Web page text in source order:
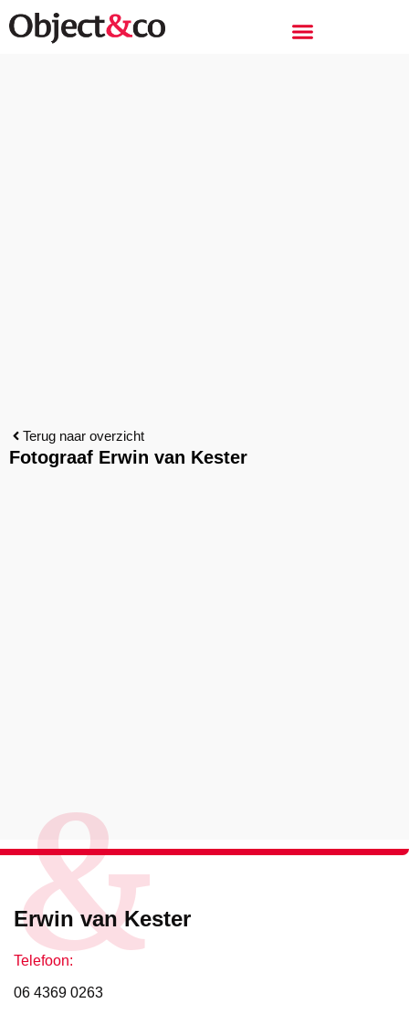
Terug naar overzicht
Fotograaf Erwin van Kester
&
Erwin van Kester
Telefoon:
06 4369 0263